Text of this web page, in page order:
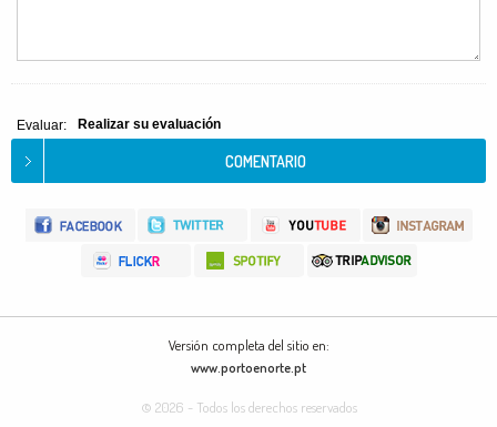
Evaluar: Realizar su evaluación
Versión completa del sitio en:
www.portoenorte.pt
© 2026 - Todos los derechos reservados